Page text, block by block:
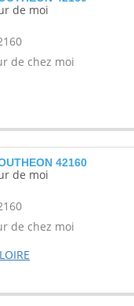
de moi
de chez moi
42160
de moi
de chez moi